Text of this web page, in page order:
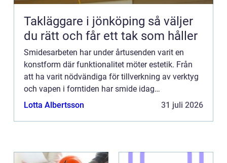
Takläggare i jönköping så väljer
du rätt och får ett tak som håller
Smidesarbeten har under årtusenden varit en
konstform där funktionalitet möter estetik. Från
att ha varit nödvändiga för tillverkning av verktyg
och vapen i forntiden har smide idag
transformeras till en hantverks...
Lotta Albertsson 31 juli 2026